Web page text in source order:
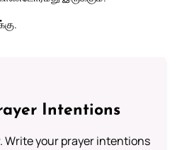
Intentions
Write your prayer intentions